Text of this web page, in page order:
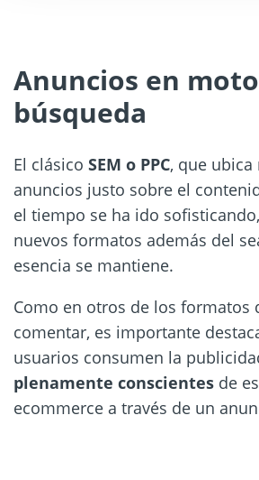
Anuncios en
búsqueda
El clásico SEM o PPC, que ubica
anuncios justo sobre el
el tiempo se ha ido
nuevos formatos además del
esencia se mantiene.
Como en otros de los formatos
comentar, es importante
usuarios consumen la
plenamente conscientes de
ecommerce a través de un